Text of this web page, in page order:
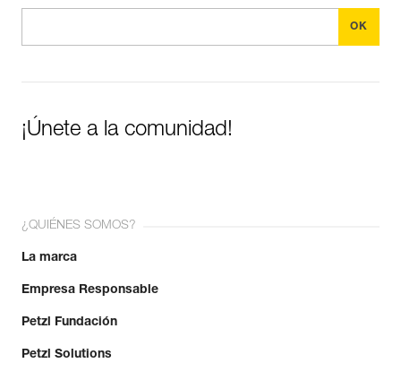
¡Únete a la comunidad!
¿QUIÉNES SOMOS?
La marca
Empresa Responsable
Petzl Fundación
Petzl Solutions